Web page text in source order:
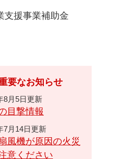
支援事業補助金
要なお知らせ
8月5日更新
目撃情報
7月14日更新
風機が原因の火災
意ください